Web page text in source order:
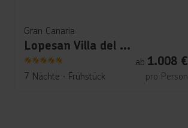
Gran Canaria
Lopesan Villa del Conde Resort & Thalasso
5
7 Nächte ∙ Frühstück
ab 1.008 €
pro Person